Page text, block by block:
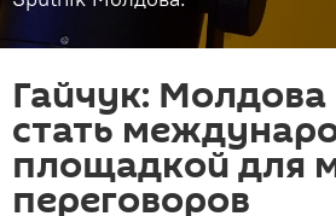
Гайчук:
стать
площадкой для
переговоров